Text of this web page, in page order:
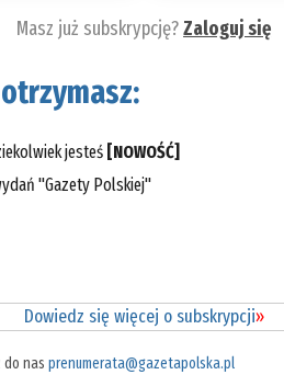
Masz już subskrypcję?Zaloguj się
jesteś [NOWOŚĆ]
"Gazety Polskiej"
Dowiedz się więcej o subskrypcji»
do nasprenumerata@gazetapolska.pl